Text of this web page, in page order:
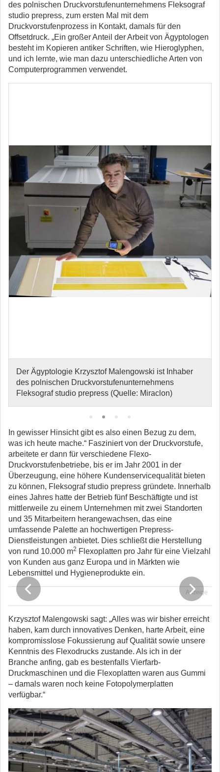
des polnischen Druckvorstufenunternehmens Fleksograf
studio prepress, zum ersten Mal mit dem
Druckvorstufenprozess in Kontakt, damals für den
Offsetdruck. „Ein großer Anteil der Arbeit von Ägyptologen
besteht im Kopieren antiker Schriften, wie Hieroglyphen,
und ich lernte, wie man dazu unterschiedliche Arten von
Computerprogrammen verwendet.
Der Ägyptologie Krzysztof Malengowski ist Inhaber
des polnischen Druckvorstufenunternehmens
Fleksograf studio prepress (Quelle: Miraclon)
In gewisser Hinsicht gibt es also einen Bezug zu dem,
was ich heute mache.“ Fasziniert von der Druckvorstufe,
arbeitete er dann für verschiedene Flexo-
Druckvorstufenbetriebe, bis er im Jahr 2001 in der
Überzeugung, eine höhere Kundenservicequalität bieten
zu können, Fleksograf studio prepress gründete. Innerhalb
eines Jahres hatte der Betrieb fünf Beschäftigte und ist
mittlerweile zu einem Unternehmen mit zwei Standorten
und 35 Mitarbeitern herangewachsen, das eine
umfassende Palette an hochwertigen Prepress-
Dienstleistungen anbietet. Dies schließt die Herstellung
von rund 10.000 m2 Flexoplatten pro Jahr für eine Vielzahl
von Kunden aus ganz Europa und in Märkten wie
Lebensmittel und Hygieneprodukte ein.
Anzeige
Krzysztof Malengowski sagt: „Alles was wir bisher erreicht
haben, kam durch innovatives Denken, harte Arbeit, eine
kompromisslose Fokussierung auf Qualität sowie unsere
Kenntnis des Flexodrucks zustande. Als ich in der
Branche anfing, gab es bestenfalls Vierfarb-
Druckmaschinen und die Flexoplatten waren aus Gummi
– damals waren noch keine Fotopolymerplatten
verfügbar.“